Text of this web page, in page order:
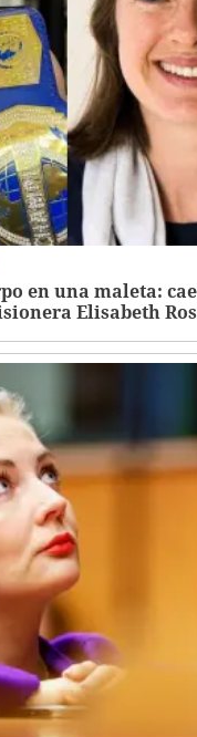
en una maleta:
Elisabeth